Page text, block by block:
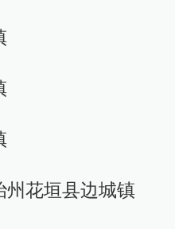
州花垣县边城镇